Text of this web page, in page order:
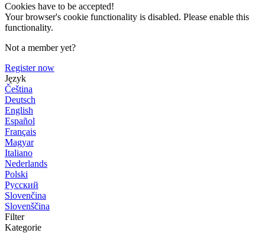
Cookies have to be accepted!
Your browser's cookie functionality is disabled. Please enable this
functionality.
Not a member yet?
Register now
Język
Čeština
Deutsch
English
Español
Français
Magyar
Italiano
Nederlands
Polski
Русский
Slovenčina
Slovenščina
Filter
Kategorie